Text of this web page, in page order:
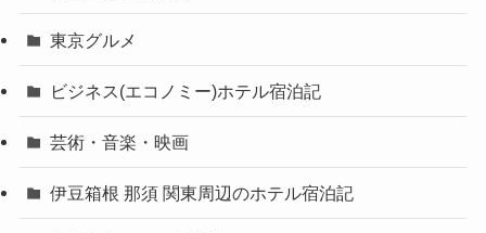
東京グルメ
ビジネス(エコノミー)ホテル宿泊記
芸術・音楽・映画
伊豆箱根 那須 関東周辺のホテル宿泊記